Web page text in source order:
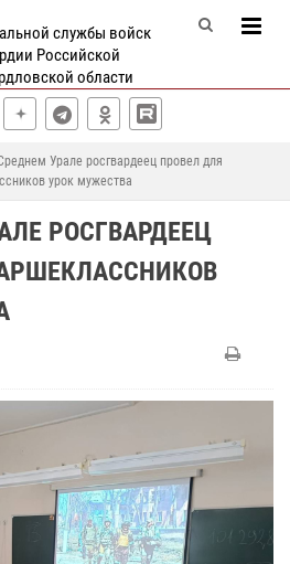
службы войск
Российской
области
Урале росгвардеец провел для
урок мужества
РОСГВАРДЕЕЦ